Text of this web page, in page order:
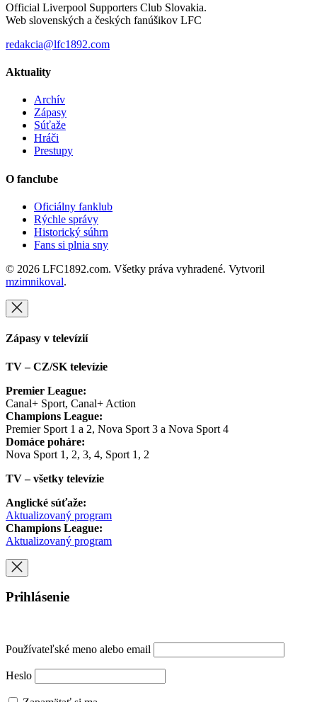
Official Liverpool Supporters Club Slovakia.
Web slovenských a českých fanúšikov LFC
redakcia@lfc1892.com
Aktuality
Archív
Zápasy
Súťaže
Hráči
Prestupy
O fanclube
Oficiálny fanklub
Rýchle správy
Historický súhrn
Fans si plnia sny
© 2026 LFC1892.com. Všetky práva vyhradené. Vytvoril
mzimnikoval.
Zápasy v televízií
TV – CZ/SK televízie
Premier League:
Canal+ Sport, Canal+ Action
Champions League:
Premier Sport 1 a 2, Nova Sport 3 a Nova Sport 4
Domáce poháre:
Nova Sport 1, 2, 3, 4, Sport 1, 2
TV – všetky televízie
Anglické súťaže:
Aktualizovaný program
Champions League:
Aktualizovaný program
Prihlásenie
Používateľské meno alebo email
Heslo